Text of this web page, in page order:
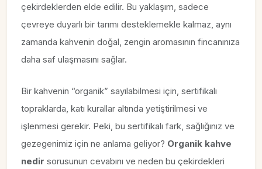
çekirdeklerden elde edilir. Bu yaklaşım, sadece
çevreye duyarlı bir tarımı desteklemekle kalmaz, aynı
zamanda kahvenin doğal, zengin aromasının fincanınıza
daha saf ulaşmasını sağlar.
Bir kahvenin “organik” sayılabilmesi için, sertifikalı
topraklarda, katı kurallar altında yetiştirilmesi ve
işlenmesi gerekir. Peki, bu sertifikalı fark, sağlığınız ve
gezegenimiz için ne anlama geliyor? Organik kahve
nedir sorusunun cevabını ve neden bu çekirdekleri